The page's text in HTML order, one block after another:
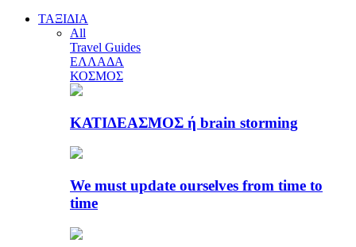
ΤΑΞΙΔΙΑ
All
Travel Guides
ΕΛΛΑΔΑ
ΚΟΣΜΟΣ
ΚΑΤΙΔΕΑΣΜΟΣ ή brain storming
We must update ourselves from time to
time